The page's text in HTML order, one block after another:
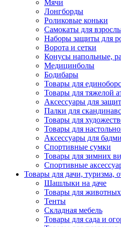
Мячи
Лонгборды
Роликовые коньки
Самокаты для
Наборы защиты для
Ворота и сетки
Конусы напольные,
Медицинболы
Бодибары
Товары для
Товары для тяжелой
Аксессуары для
Палки для
Товары для
Товары для
Аксессуары для
Спортивные сумки
Товары для зимних
Спортивные
Товары для дачи, туризма,
Шашлыки на даче
Товары для животных
Тенты
Складная мебель
Товары для сада и